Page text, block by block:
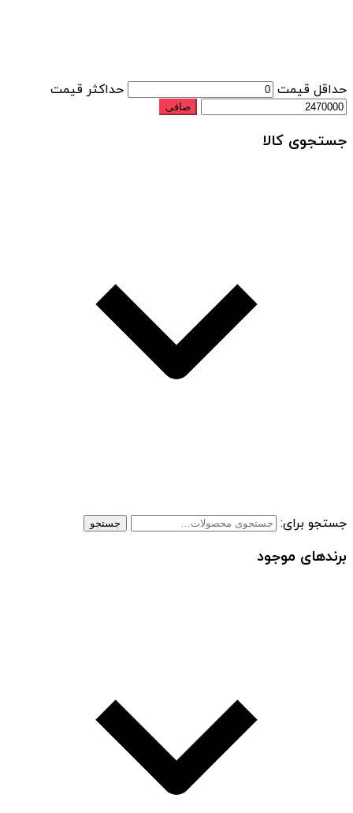
حداقل قیمت حداكثر قيمت
صافی
جستجوی کالا
جستجو برای: جستجو
برندهای موجود